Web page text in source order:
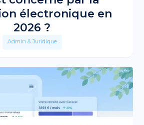
électronique en
2026 ?
Admin & Juridique